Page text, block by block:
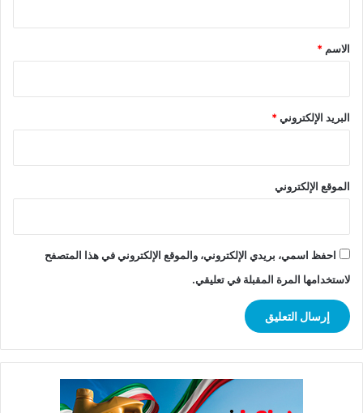
*
الاسم *
البريد الإلكتروني*
الموقع الإلكتروني
احفظ اسمي، بريدي الإلكتروني، والموقع الإلكتروني في هذا المتصفح
لاستخدامها المرة المقبلة في تعليقي.